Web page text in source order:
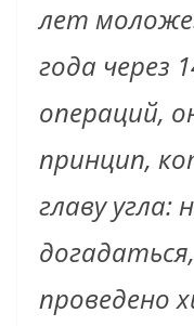
лет
года через
операций,
принцип,
главу
проведено